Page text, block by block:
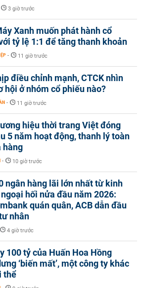
3 giờ trước
Xanh muốn phát hành cổ
tỷ lệ 1:1 để tăng thanh khoản
- 11 giờ trước
điều chỉnh mạnh, CTCK nhìn
hội ở nhóm cổ phiếu nào?
- 11 giờ trước
hiệu thời trang Việt đóng
5 năm hoạt động, thanh lý toàn
hàng
- 10 giờ trước
ngân hàng lãi lớn nhất từ kinh
hối nửa đầu năm 2026:
quán quân, ACB dẫn đầu
nhân
4 giờ trước
100 tỷ của Huấn Hoa Hồng
‘biến mất’, một công ty khác
thể